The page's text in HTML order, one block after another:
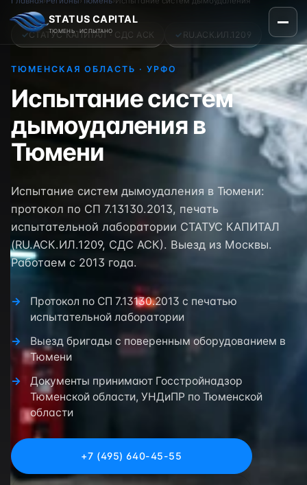
STATUS CAPITAL
ТЮМЕНЬ · ИСПЫТАНО
✓СТАТУС КАПИТАЛ · СДС АСК ✓ RU.АСК.ИЛ.1209
ТЮМЕНСКАЯ ОБЛАСТЬ · УРФО
Испытание систем
дымоудаления в
Тюмени
Испытание систем дымоудаления в Тюмени:
протокол по СП 7.13130.2013, печать
испытательной лаборатории СТАТУС КАПИТАЛ
(RU.АСК.ИЛ.1209, СДС АСК). Выезд из Москвы.
Работаем с 2013 года.
Протокол по СП 7.13130.2013 с печатью
испытательной лаборатории
Выезд бригады с поверенным оборудованием в
Тюмени
Документы принимают Госстройнадзор
Тюменской области, УНДиПР по Тюменской
области
+7 (495) 640-45-55